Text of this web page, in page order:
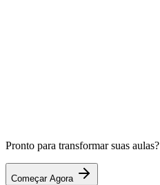
Pronto para transformar suas aulas?
Começar Agora